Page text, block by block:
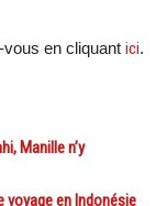
en cliquant ici.
Manille n’y
voyage en Indonésie